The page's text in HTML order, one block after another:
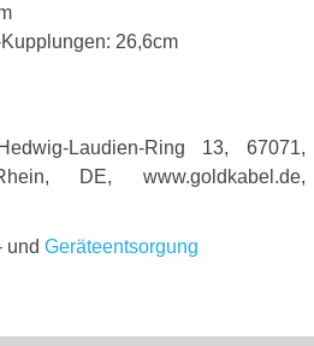
26,6cm
Laudien-Ring 13, 67071,
DE, www.goldkabel.de,
und Geräteentsorgung